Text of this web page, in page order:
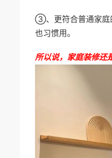
③、更符合普通家庭
也习惯用。
所以说，家庭装修还